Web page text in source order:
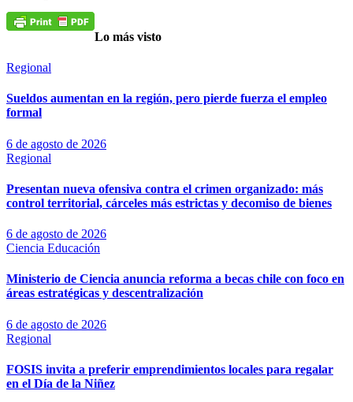
Lo más visto
Regional
Sueldos aumentan en la región, pero pierde fuerza el empleo
formal
6 de agosto de 2026
Regional
Presentan nueva ofensiva contra el crimen organizado: más
control territorial, cárceles más estrictas y decomiso de bienes
6 de agosto de 2026
Ciencia Educación
Ministerio de Ciencia anuncia reforma a becas chile con foco en
áreas estratégicas y descentralización
6 de agosto de 2026
Regional
FOSIS invita a preferir emprendimientos locales para regalar
en el Día de la Niñez